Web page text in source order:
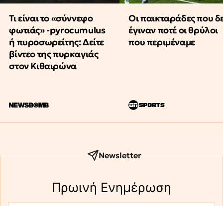
Τι είναι το «σύννεφο
φωτιάς» -pyrocumulus
ή πυροσωρείτης: Δείτε
βίντεο της πυρκαγιάς
στον Κιθαιρώνα
Οι παικταράδες που
έγιναν ποτέ οι θρύλοι
που περιμέναμε
Newsletter
Πρωινή Eνημέρωση